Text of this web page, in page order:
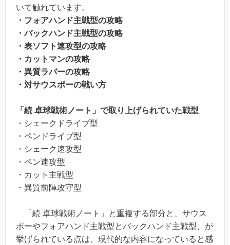
いて触れています。
・フォアハンド主戦型の攻略
・バックハンド主戦型の攻略
・表ソフト速攻型の攻略
・カットマンの攻略
・異質ラバーの攻略
・対サウスポーの戦い方
「続 卓球戦術ノート」で取り上げられていた戦型
・シェークドライブ型
・ペンドライブ型
・シェーク速攻型
・ペン速攻型
・カット主戦型
・異質前陣攻守型
「続 卓球戦術ノート」と重複する部分と、サウス
ポーやフォアハンド主戦型とバックハンド主戦型、が
挙げられている点は、現代的な内容になっていると感